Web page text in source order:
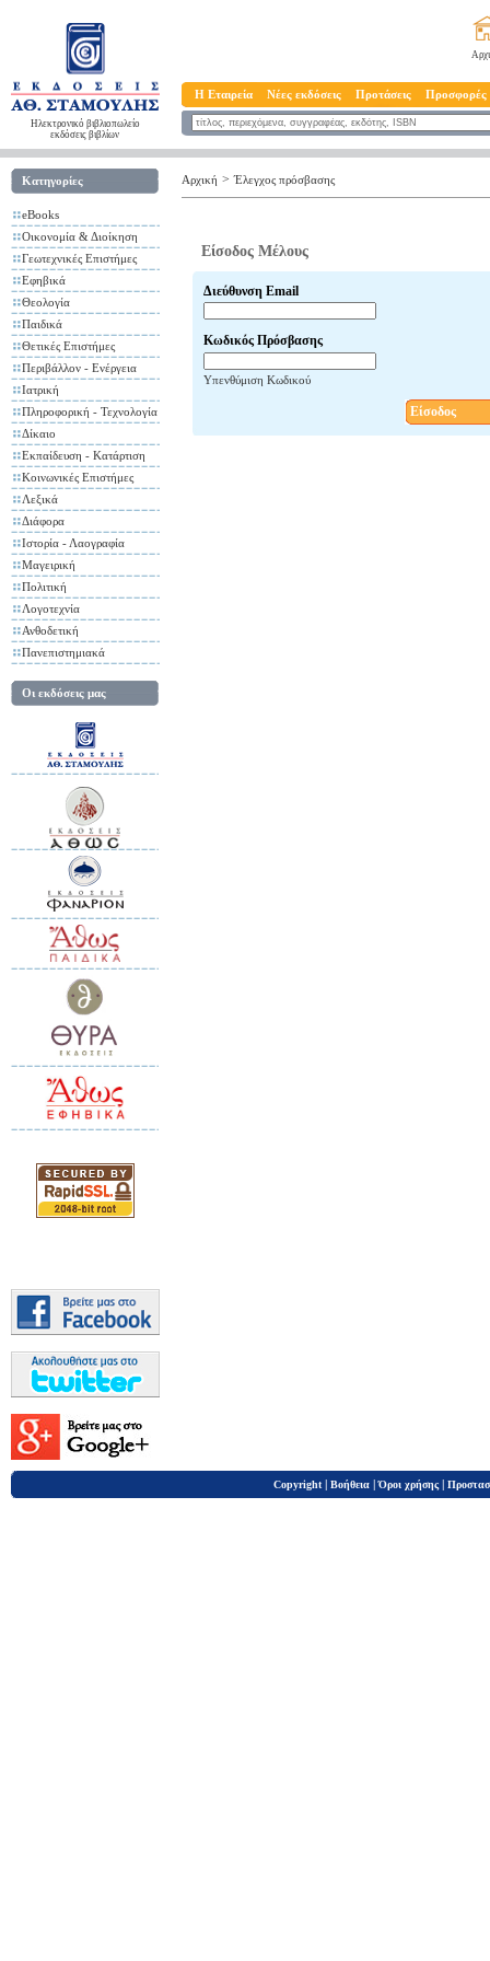
Ηλεκτρονικό βιβλιοπωλείο
εκδόσεις βιβλίων
Η Εταιρεία Νέες εκδόσεις Προτάσεις Προσφορές
Κατηγορίες
eBooks
Οικονομία & Διοίκηση
Γεωτεχνικές Επιστήμες
Εφηβικά
Θεολογία
Παιδικά
Θετικές Επιστήμες
Περιβάλλον - Ενέργεια
Ιατρική
Πληροφορική - Τεχνολογία
Δίκαιο
Εκπαίδευση - Κατάρτιση
Κοινωνικές Επιστήμες
Λεξικά
Διάφορα
Ιστορία - Λαογραφία
Μαγειρική
Πολιτική
Λογοτεχνία
Ανθοδετική
Πανεπιστημιακά
Οι εκδόσεις μας
Αρχική > Έλεγχος πρόσβασης
Είσοδος Μέλους
Διεύθυνση Email
Κωδικός Πρόσβασης
Υπενθύμιση Κωδικού
Είσοδος
Copyright | Βοήθεια |Όροι χρήσης |